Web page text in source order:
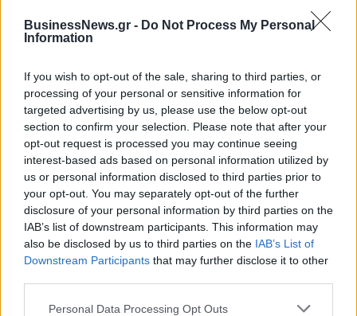
BusinessNews.gr - Do Not Process My Personal
Information
If you wish to opt-out of the sale, sharing to third parties, or
processing of your personal or sensitive information for
targeted advertising by us, please use the below opt-out
section to confirm your selection. Please note that after your
opt-out request is processed you may continue seeing
interest-based ads based on personal information utilized by
us or personal information disclosed to third parties prior to
your opt-out. You may separately opt-out of the further
disclosure of your personal information by third parties on the
IAB’s list of downstream participants. This information may
also be disclosed by us to third parties on the IAB’s List of
Downstream Participants that may further disclose it to other
Personal Data Processing Opt Outs
Ελληνική Αναπτυξιακή Τράπεζα: Με «προίκα» 2
δισ. ευρώ ανοίγει δρόμο για δάνεια έως 5 δισ. σε
μικρομεσαίες
08/08/2026 - 11:22 ΤΡΑΠΕΖΕΣ
Όμιλος ΔΕΗ: Νέα συμφωνία για χαρτοφυλάκιο
έργων ΑΠΕ άνω των 2 GW σε Πολωνία και
Ουγγαρία
08/08/2026 - 10:26 ΕΝΕΡΓΕΙΑ
5G παντού, 6G στον ορίζοντα: Πού βρίσκεται η